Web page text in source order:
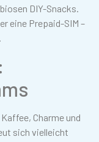
DIY-Snacks.
eine Prepaid-SIM –
Charme und
sich vielleicht